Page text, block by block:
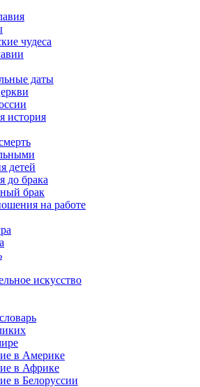
чудеса
даты
история
детей
до брака
брак
на работе
искусство
в Америке
в Африке
в Белоруссии